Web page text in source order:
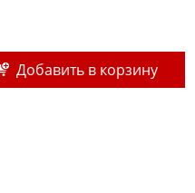
Добавить в корзину